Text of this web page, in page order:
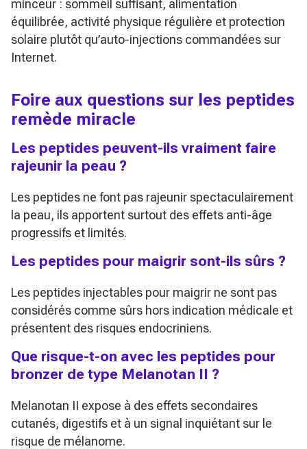
minceur : sommeil suffisant, alimentation
équilibrée, activité physique régulière et protection
solaire plutôt qu’auto-injections commandées sur
Internet.
Foire aux questions sur les peptides
remède miracle
Les peptides peuvent-ils vraiment faire
rajeunir la peau ?
Les peptides ne font pas rajeunir spectaculairement
la peau, ils apportent surtout des effets anti-âge
progressifs et limités.
Les peptides pour maigrir sont-ils sûrs ?
Les peptides injectables pour maigrir ne sont pas
considérés comme sûrs hors indication médicale et
présentent des risques endocriniens.
Que risque-t-on avec les peptides pour
bronzer de type Melanotan II ?
Melanotan II expose à des effets secondaires
cutanés, digestifs et à un signal inquiétant sur le
risque de mélanome.